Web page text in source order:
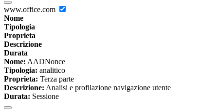
www.office.com
Nome
Tipologia
Proprieta
Descrizione
Durata
Nome: AADNonce
Tipologia: analitico
Proprieta: Terza parte
Descrizione: Analisi e profilazione navigazione utente
Durata: Sessione